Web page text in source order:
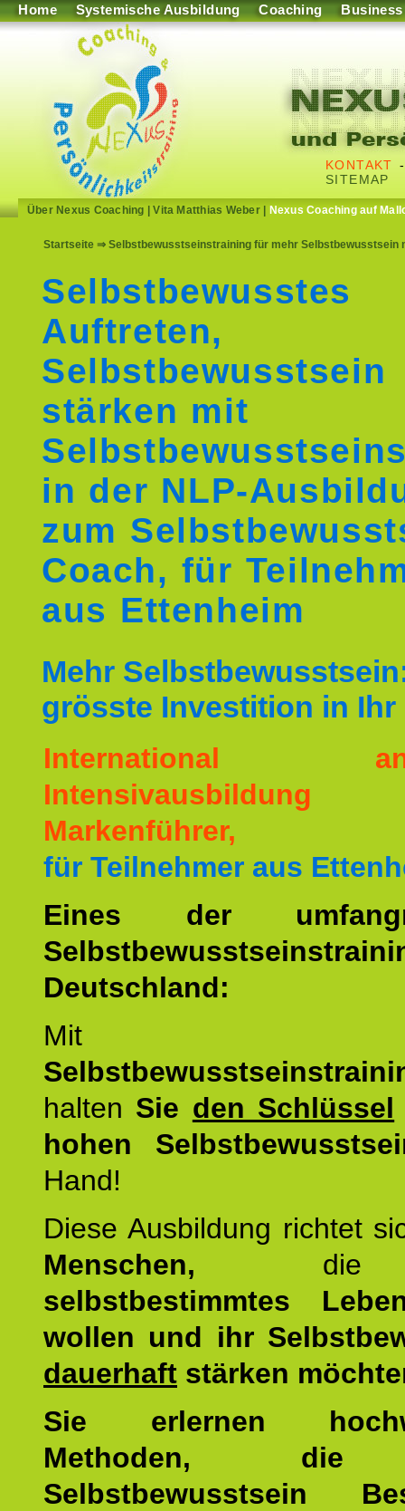
Home Systemische Ausbildung Coaching Business
KONTAKT
SITEMAP
Über Nexus Coaching |Vita Matthias Weber| Nexus Coaching auf
Startseite ⇒ Selbstbewusstseinstraining für mehr Selbstbewusstsein
Selbstbewusstes
Auftreten,
Selbstbewusstsein
stärken mit
in der NLP-
zum
Coach, für
aus Ettenheim
Mehr
grösste Investition in Ihr
International
Markenführer,
für Teilnehmer aus
Eines der
Deutschland:
Mit
halten Sie den Schlüssel
hohen
Hand!
Diese Ausbildung richtet
Menschen,
selbstbestimmtes
wollen und ihr
dauerhaft stärken
Sie erlernen
Methoden, die
Selbstbewusstsein